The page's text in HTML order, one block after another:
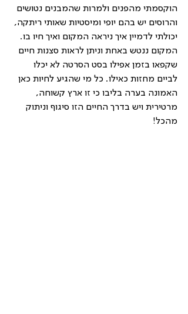
הוקסמתי מהפנים ולמרות שהמבנים נטושים
והרוסים יש בהם יופי ומיסטיות שאותי ריתקה,
יכולתי לדמיין איך ניראה המקום ואיך חיו בו.
המקום ננטש באחת וניתן לראות סצנות חיים
שקפאו בזמן אפילו בסט הסרטה לא יכלו
לביים מחזות כאילו. כל מי שהגיע לחיות כאן
האמונה בערה בליבו כי זו ארץ קשוחה,
מרטירית ויש בדרך החיים הזו סיגוף וניתוק
מהכל!